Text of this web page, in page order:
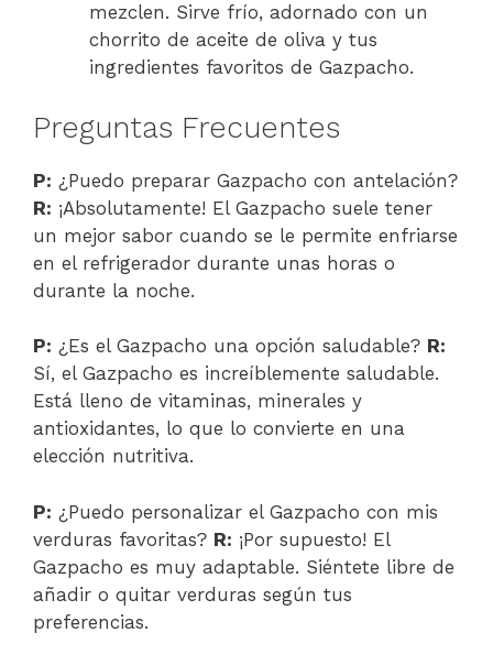
mezclen. Sirve frío, adornado con un
chorrito de aceite de oliva y tus
ingredientes favoritos de Gazpacho.
Preguntas Frecuentes
P: ¿Puedo preparar Gazpacho con antelación?
R: ¡Absolutamente! El Gazpacho suele tener
un mejor sabor cuando se le permite enfriarse
en el refrigerador durante unas horas o
durante la noche.
P: ¿Es el Gazpacho una opción saludable? R:
Sí, el Gazpacho es increíblemente saludable.
Está lleno de vitaminas, minerales y
antioxidantes, lo que lo convierte en una
elección nutritiva.
P: ¿Puedo personalizar el Gazpacho con mis
verduras favoritas? R: ¡Por supuesto! El
Gazpacho es muy adaptable. Siéntete libre de
añadir o quitar verduras según tus
preferencias.